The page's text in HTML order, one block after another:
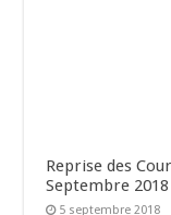
Reprise des
Septembre 2018
5 septembre 2018